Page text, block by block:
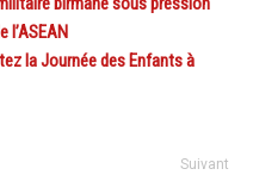
l’ASEAN
la Journée des Enfants à
Suivant